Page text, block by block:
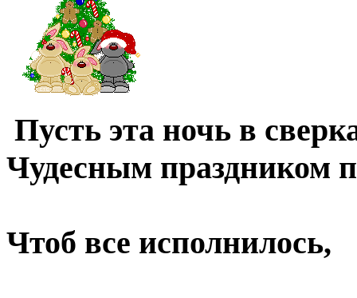
Пусть эта ночь в
Чудесным праздником
Чтоб все исполнилось,